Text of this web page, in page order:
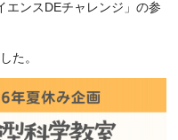
エンスDEチャレンジ」の参
た。